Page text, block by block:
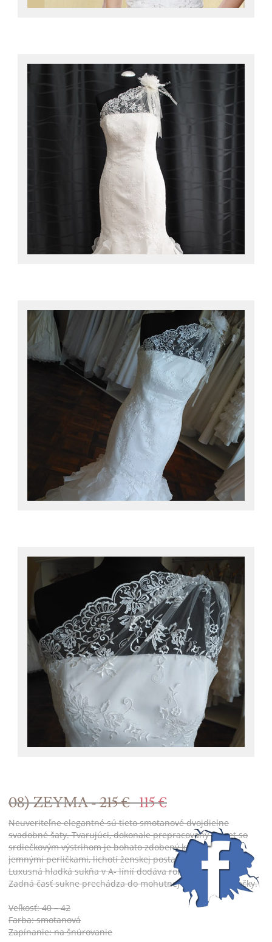
08) ZEYMA -215 € 115 €
Neuveriteľne elegantné sú tieto smotanové dvojdielne
svadobné šaty. Tvarujúci, dokonale prepracovaný korzet so
srdiečkovým výstrihom je bohato zdobený kamienkami a
jemnými perličkami, lichotí ženskej postave a zoštíhľuje pás.
Luxusná hladká sukňa v A- línií dodáva romantický vzhľad.
Zadná časť sukne prechádza do mohutnej nazberanej vlečky.
Veľkosť: 40 – 42
Farba: smotanová
Zapínanie: na šnúrovanie